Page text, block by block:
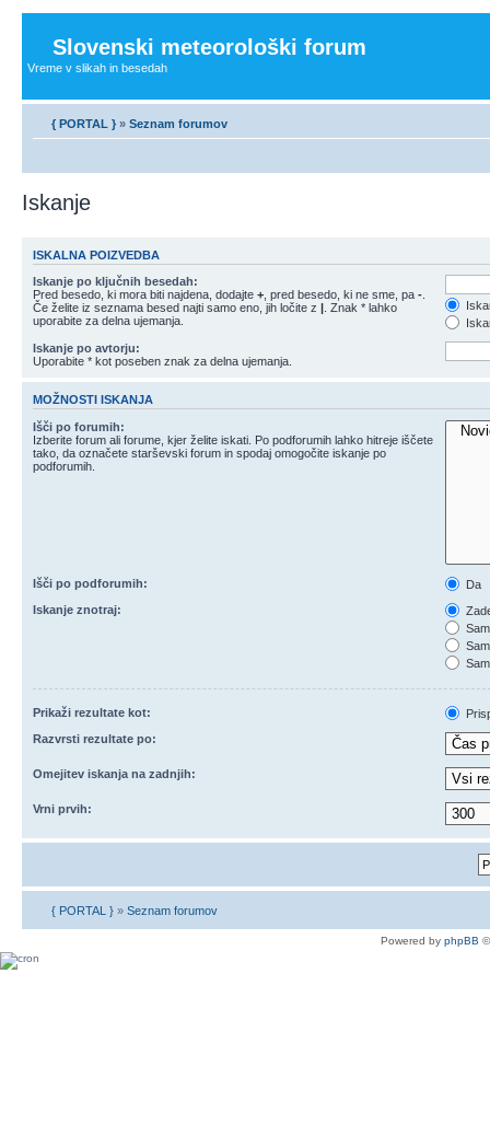
Slovenski meteorološki forum
Vreme v slikah in besedah
{ PORTAL } » Seznam forumov
Iskanje
ISKALNA POIZVEDBA
Iskanje po ključnih besedah:
Pred besedo, ki mora biti najdena, dodajte + , pred besedo, ki ne sme, pa -
Če želite iz seznama besed najti samo eno, jih ločite z | . Znak * lahko
uporabite za delna ujemanja.
Iskanje po avtorju:
Uporabite * kot poseben znak za delna ujemanja.
MOŽNOSTI ISKANJA
Išči po forumih:
Izberite forum ali forume, kjer želite iskati. Po podforumih lahko hitreje iščete
tako, da označete starševski forum in spodaj omogočite iskanje po
podforumih.
Išči po podforumih:
Da
Iskanje znotraj:
Prikaži rezultate kot:
Razvrsti rezultate po:
Omejitev iskanja na zadnjih:
Vrni prvih:
{ PORTAL } » Seznam forumov
Powered by phpBB